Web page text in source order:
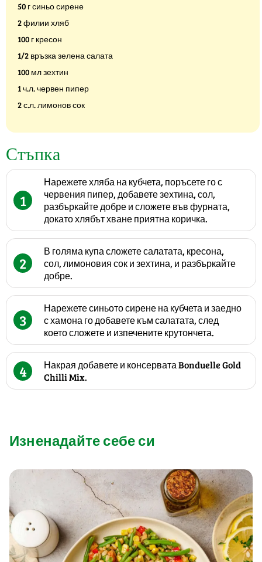
50 г синьо сирене
2 филии хляб
100 г кресон
1/2 връзка зелена салата
100 мл зехтин
1 ч.л. червен пипер
2 с.л. лимонов сок
Стъпка
1
Нарежете хляба на кубчета, поръсете го с
червения пипер, добавете зехтина, сол,
разбъркайте добре и сложете във фурната,
докато хлябът хване приятна коричка.
2
В голяма купа сложете салатата, кресона,
сол, лимоновия сок и зехтина, и разбъркайте
добре.
3
Нарежете синьото сирене на кубчета и заедно
с хамона го добавете към салатата, след
което сложете и изпечените крутончета.
4
Накрая добавете и консервата Bonduelle Gold
Chilli Mix.
Изненадайте себе си